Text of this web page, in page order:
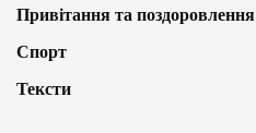
Привітання та поздоровлення
Спорт
Тексти